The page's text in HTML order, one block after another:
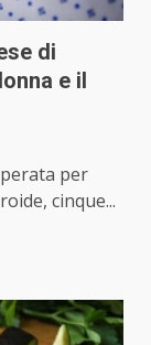
di
e il
per
cinque...